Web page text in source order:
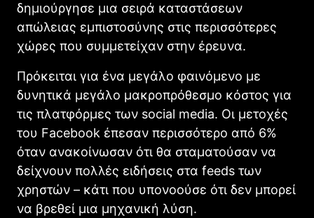
δημιούργησε μια σειρά καταστάσεων
απώλειας εμπιστοσύνης στις περισσότερες
χώρες που συμμετείχαν στην έρευνα.
Πρόκειται για ένα μεγάλο φαινόμενο με
δυνητικά μεγάλο μακροπρόθεσμο κόστος για
τις πλατφόρμες των social media. Οι μετοχές
του Facebook έπεσαν περισσότερο από 6%
όταν ανακοίνωσαν ότι θα σταματούσαν να
δείχνουν πολλές ειδήσεις στα feeds των
χρηστών – κάτι που υπονοούσε ότι δεν μπορεί
να βρεθεί μια μηχανική λύση.